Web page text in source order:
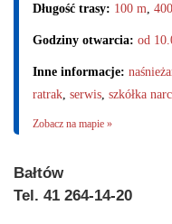
Długość trasy: 100 m
Godziny otwarcia: od
Inne informacje:
ratrak serwis szkółka
Zobacz na mapie »
Bałtów
Tel. 41 264-14-20